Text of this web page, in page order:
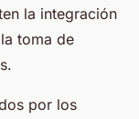
la integración
toma de
por los